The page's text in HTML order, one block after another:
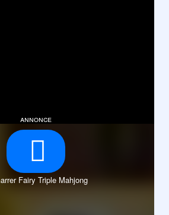
annonce
Fairy Triple Mahjong